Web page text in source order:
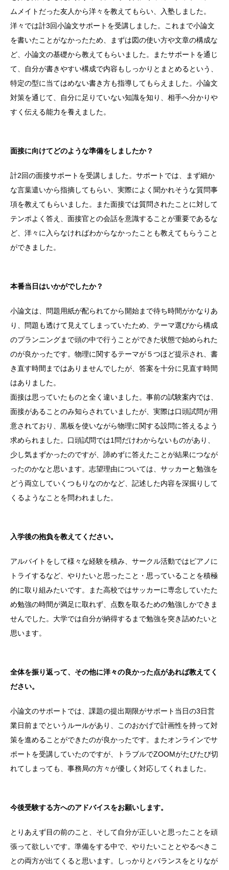
ムメイトだった友人から洋々を教えてもらい、入塾しました。
洋々では計3回小論文サポートを受講しました。これまで小論文
を書いたことがなかったため、まずは図の使い方や文章の構成な
ど、小論文の基礎から教えてもらいました。またサポートを通じ
て、自分が書きやすい構成で内容もしっかりとまとめるという、
特定の型に当てはめない書き方も指導してもらえました。小論文
対策を通じて、自分に足りていない知識を知り、相手へ分かりや
すく伝える能力を養えました。
面接に向けてどのような準備をしましたか？
計2回の面接サポートを受講しました。サポートでは、まず細か
な言葉遣いから指摘してもらい、実際によく聞かれそうな質問事
項を教えてもらいました。また面接では質問されたことに対して
テンポよく答え、面接官との会話を意識することが重要であるな
ど、洋々に入らなければわからなかったことも教えてもらうこと
ができました。
本番当日はいかがでしたか？
小論文は、問題用紙が配られてから開始まで待ち時間がかなりあ
り、問題も透けて見えてしまっていたため、テーマ選びから構成
のプランニングまで頭の中で行うことができた状態で始められた
のが良かったです。物理に関するテーマが５つほど提示され、書
き直す時間まではありませんでしたが、答案を十分に見直す時間
はありました。
面接は思っていたものと全く違いました。事前の試験案内では、
面接があることのみ知らされていましたが、実際は口頭試問が用
意されており、黒板を使いながら物理に関する設問に答えるよう
求められました。口頭試問では1問だけわからないものがあり、
少し気まずかったのですが、諦めずに答えたことが結果につなが
ったのかなと思います。志望理由については、サッカーと勉強を
どう両立していくつもりなのかなど、記述した内容を深掘りして
くるようなことを問われました。
入学後の抱負を教えてください。
アルバイトをして様々な経験を積み、サークル活動ではピアノに
トライするなど、やりたいと思ったこと・思っていることを積極
的に取り組みたいです。また高校ではサッカーに専念していたた
め勉強の時間が満足に取れず、点数を取るための勉強しかできま
せんでした。大学では自分が納得するまで勉強を突き詰めたいと
思います。
全体を振り返って、その他に洋々の良かった点があれば教えてく
ださい。
小論文のサポートでは、課題の提出期限がサポート当日の3日営
業日前までというルールがあり、このおかげで計画性を持って対
策を進めることができたのが良かったです。またオンラインでサ
ポートを受講していたのですが、トラブルでZOOMがたびたび切
れてしまっても、事務局の方々が優しく対応してくれました。
今後受験する方へのアドバイスをお願いします。
とりあえず目の前のこと、そして自分が正しいと思ったことを頑
張って欲しいです。準備をする中で、やりたいこととやるべきこ
との両方が出てくると思います。しっかりとバランスをとりなが